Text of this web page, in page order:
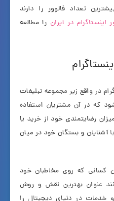
تعداد فالوور را دارند
اینستاگرام در ایران را مطالعه
در واقع زیر مجموعه تبلیغات
که در آن مشتریان استفاده
رضایتمندی خود از خرید یا
آشنایان و بستگان خود در میان
کسانی که روی مخاطبان خود
عنوان بهترین نقش و روش
خدمات در دنیای دیجیتال را